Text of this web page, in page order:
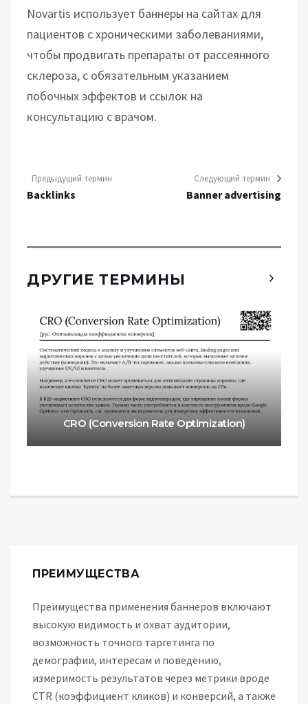
Novartis использует баннеры на сайтах для
пациентов с хроническими заболеваниями,
чтобы продвигать препараты от рассеянного
склероза, с обязательным указанием
побочных эффектов и ссылок на
консультацию с врачом.
Предыдущий термин
Backlinks
Следующий термин
Banner advertising
ДРУГИЕ ТЕРМИНЫ
CRO (Conversion Rate Optimization)
ПРЕИМУЩЕСТВА
Преимущества применения баннеров включают
высокую видимость и охват аудитории,
возможность точного таргетинга по
демографии, интересам и поведению,
измеримость результатов через метрики вроде
CTR (коэффициент кликов) и конверсий, а также